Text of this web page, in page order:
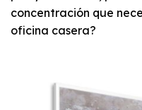
concentración que
oficina casera?